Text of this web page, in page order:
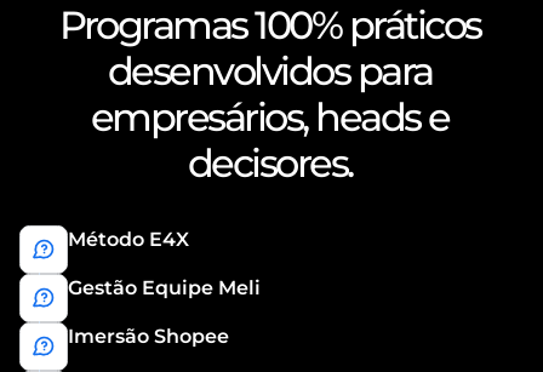
Programas 100% práticos
desenvolvidos para
empresários, heads e
decisores.
Método E4X
Gestão Equipe Meli
Imersão Shopee